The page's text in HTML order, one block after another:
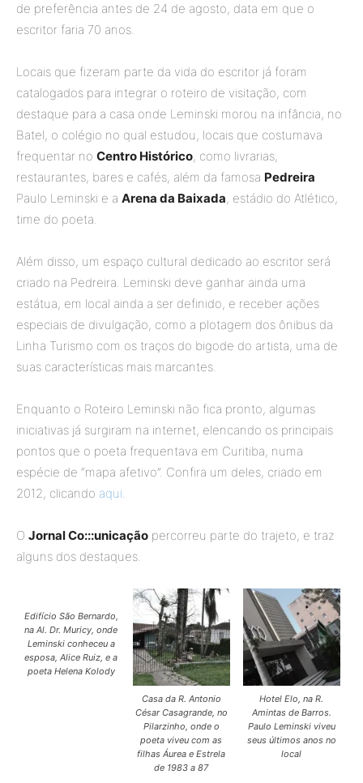
de preferência antes de 24 de agosto, data em que o
escritor faria 70 anos.
Locais que fizeram parte da vida do escritor já foram
catalogados para integrar o roteiro de visitação, com
destaque para a casa onde Leminski morou na infância, no
Batel, o colégio no qual estudou, locais que costumava
frequentar no Centro Histórico, como livrarias,
restaurantes, bares e cafés, além da famosa Pedreira
Paulo Leminski e a Arena da Baixada, estádio do Atlético,
time do poeta.
Além disso, um espaço cultural dedicado ao escritor será
criado na Pedreira. Leminski deve ganhar ainda uma
estátua, em local ainda a ser definido, e receber ações
especiais de divulgação, como a plotagem dos ônibus da
Linha Turismo com os traços do bigode do artista, uma de
suas características mais marcantes.
Enquanto o Roteiro Leminski não fica pronto, algumas
iniciativas já surgiram na internet, elencando os principais
pontos que o poeta frequentava em Curitiba, numa
espécie de “mapa afetivo”. Confira um deles, criado em
2012, clicando aqui.
O Jornal Co:::unicação percorreu parte do trajeto, e traz
alguns dos destaques.
Edifício São Bernardo,
na Al. Dr. Muricy, onde
Leminski conheceu a
esposa, Alice Ruiz, e a
poeta Helena Kolody
Casa da R. Antonio
César Casagrande, no
Pilarzinho, onde o
poeta viveu com as
filhas Áurea e Estrela
de 1983 a 87
Hotel Elo, na R.
Amintas de Barros.
Paulo Leminski viveu
seus últimos anos no
local